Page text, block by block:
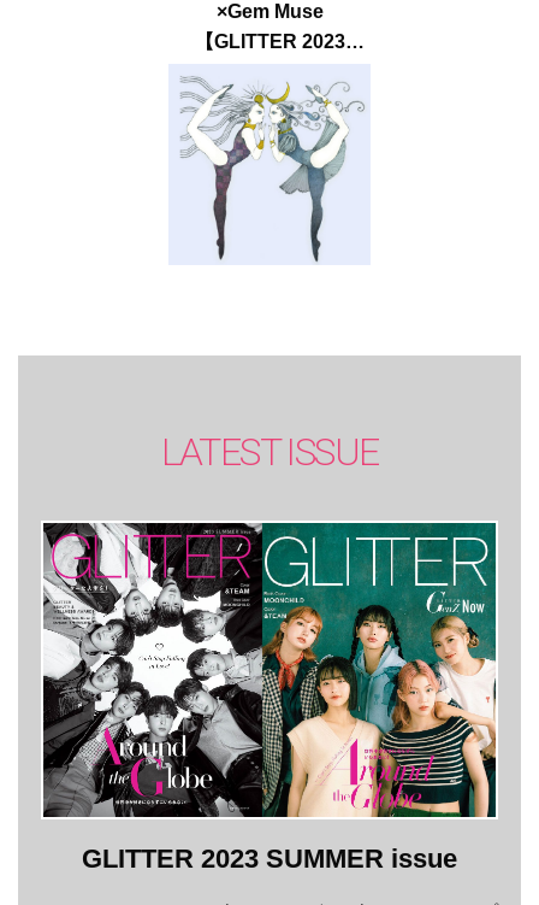
×Gem Muse
【GLITTER 2023
SUMMER issue】
LATEST ISSUE
GLITTER 2023 SUMMER issue